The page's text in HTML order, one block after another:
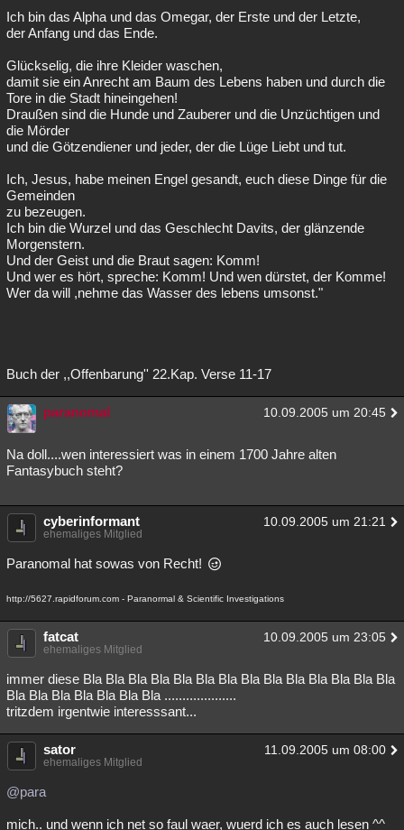
Ich bin das Alpha und das Omegar, der Erste und der Letzte,
der Anfang und das Ende.
Glückselig, die ihre Kleider waschen,
damit sie ein Anrecht am Baum des Lebens haben und durch die
Tore in die Stadt hineingehen!
Draußen sind die Hunde und Zauberer und die Unzüchtigen und
die Mörder
und die Götzendiener und jeder, der die Lüge Liebt und tut.
Ich, Jesus, habe meinen Engel gesandt, euch diese Dinge für die
Gemeinden
zu bezeugen.
Ich bin die Wurzel und das Geschlecht Davits, der glänzende
Morgenstern.
Und der Geist und die Braut sagen: Komm!
Und wer es hört, spreche: Komm! Und wen dürstet, der Komme!
Wer da will ,nehme das Wasser des lebens umsonst."
Buch der ,,Offenbarung'' 22.Kap. Verse 11-17
paranomal 10.09.2005 um 20:45
Na doll....wen interessiert was in einem 1700 Jahre alten
Fantasybuch steht?
cyberinformant 10.09.2005 um 21:21
ehemaliges Mitglied
Paranomal hat sowas von Recht!
http://5627.rapidforum.com - Paranormal & Scientific Investigations
fatcat 10.09.2005 um 23:05
ehemaliges Mitglied
immer diese Bla Bla Bla Bla Bla Bla Bla Bla Bla Bla Bla Bla Bla Bla
Bla Bla Bla Bla Bla Bla Bla ....................
tritzdem irgentwie interesssant...
sator 11.09.2005 um 08:00
ehemaliges Mitglied
@para
mich.. und wenn ich net so faul waer, wuerd ich es auch lesen ^^